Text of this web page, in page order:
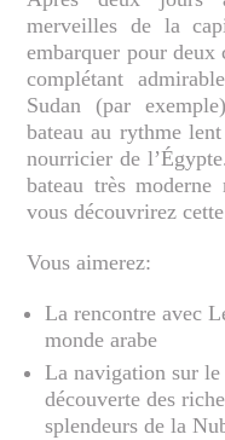
merveilles de la
embarquer pour deux
complétant
Sudan (par
bateau au rythme
nourricier de
bateau très
vous découvrirez
Vous aimerez:
La rencontre avec
monde arabe
La navigation sur
découverte des
splendeurs de la